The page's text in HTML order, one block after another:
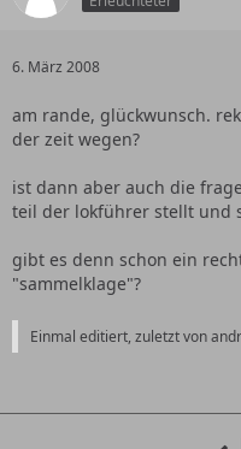
6. März 2008
am rande, glückwunsch.
der zeit wegen?
ist dann aber auch die
teil der lokführer stellt und
gibt es denn schon ein
"sammelklage"?
Einmal editiert, zuletzt von